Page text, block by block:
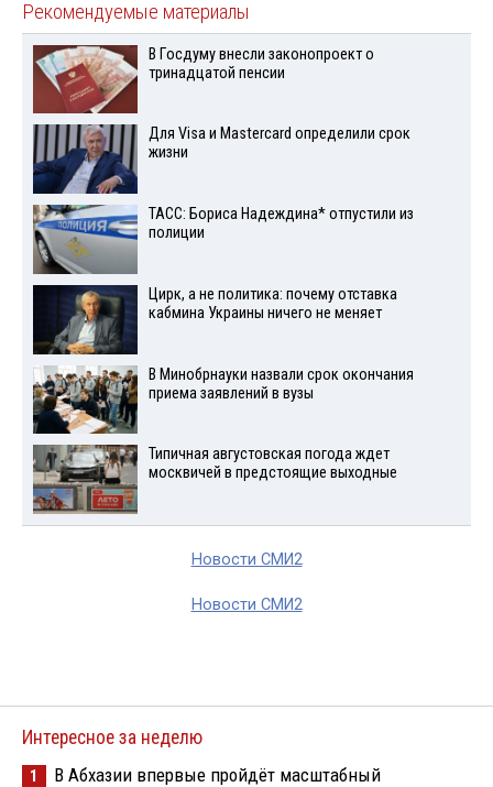
Рекомендуемые материалы
В Госдуму внесли законопроект о
тринадцатой пенсии
Для Visа и Mastercard определили срок
жизни
ТАСС: Бориса Надеждина* отпустили из
полиции
Цирк, а не политика: почему отставка
кабмина Украины ничего не меняет
В Минобрнауки назвали срок окончания
приема заявлений в вузы
Типичная августовская погода ждет
москвичей в предстоящие выходные
Новости СМИ2
Новости СМИ2
Интересное за неделю
1
В Абхазии впервые пройдёт масштабный